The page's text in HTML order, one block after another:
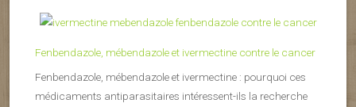
Fenbendazole, mébendazole et ivermectine contre le cancer
Fenbendazole, mébendazole et ivermectine : pourquoi ces
médicaments antiparasitaires intéressent-ils la recherche